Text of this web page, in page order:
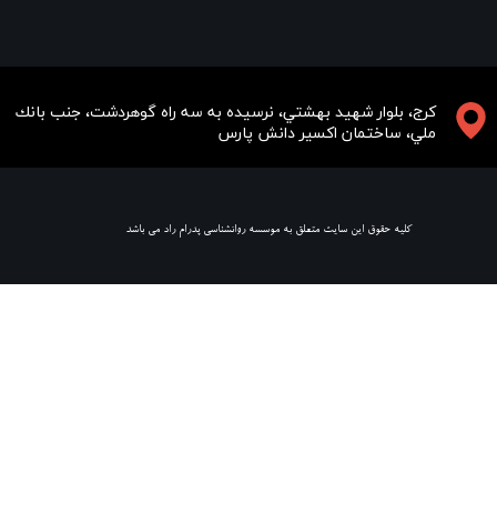
​​​كرج، بلوار شهيد بهشتي، نرسيده به سه راه گوهردشت، جنب بانك
ملي، ساختمان اكسير دانش پارس
​ كليه حقوق اين سايت متعلق به موسسه روانشناسي پدرام راد مي باشد